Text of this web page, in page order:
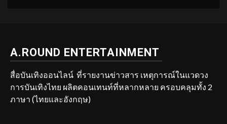
A.ROUND ENTERTAINMENT
สื่อบันเทิงออนไลน์ ที่รายงานข่าวสาร เหตุการณ์ในแวดวง
การบันเทิงไทย ผลิตคอนเทนท์ที่หลากหลาย ครอบคลุมทั้ง 2
ภาษา (ไทยและอังกฤษ)